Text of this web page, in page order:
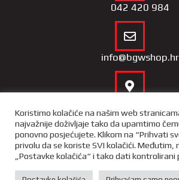
042 420 984
info@bgwshop.hr
Naša lokacija
Copyright 2022 – BGW Shop | Opći
Koristimo kolačiće na našim web
najvažnije doživljaje tako da upamtimo
ponovno posjećujete. Klikom na “Prihvati
privolu da se koriste SVI kolačići. Međutim,
„Postavke kolačića“ i tako dati kontrolirani